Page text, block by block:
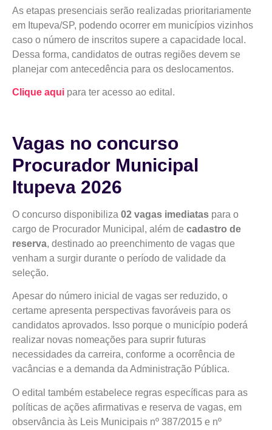
As etapas presenciais serão realizadas prioritariamente
em Itupeva/SP, podendo ocorrer em municípios vizinhos
caso o número de inscritos supere a capacidade local.
Dessa forma, candidatos de outras regiões devem se
planejar com antecedência para os deslocamentos.
Clique aqui para ter acesso ao edital.
Vagas no concurso
Procurador Municipal
Itupeva 2026
O concurso disponibiliza 02 vagas imediatas para o
cargo de Procurador Municipal, além de cadastro de
reserva, destinado ao preenchimento de vagas que
venham a surgir durante o período de validade da
seleção.
Apesar do número inicial de vagas ser reduzido, o
certame apresenta perspectivas favoráveis para os
candidatos aprovados. Isso porque o município poderá
realizar novas nomeações para suprir futuras
necessidades da carreira, conforme a ocorrência de
vacâncias e a demanda da Administração Pública.
O edital também estabelece regras específicas para as
políticas de ações afirmativas e reserva de vagas, em
observância às Leis Municipais nº 387/2015 e nº